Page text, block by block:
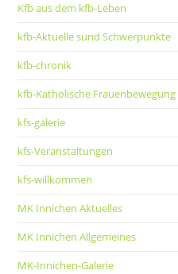
Kfb aus dem kfb-Leben
kfb-Aktuelle sund Schwerpunkte
kfb-chronik
kfb-Katholische Frauenbewegung
kfs-galerie
kfs-Veranstaltungen
kfs-willkommen
MK Innichen Aktuelles
MK Innichen Allgemeines
MK-Innichen-Galerie